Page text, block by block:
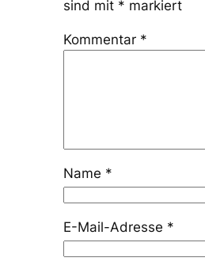
sind mit * markiert
Kommentar *
Name *
E-Mail-Adresse *